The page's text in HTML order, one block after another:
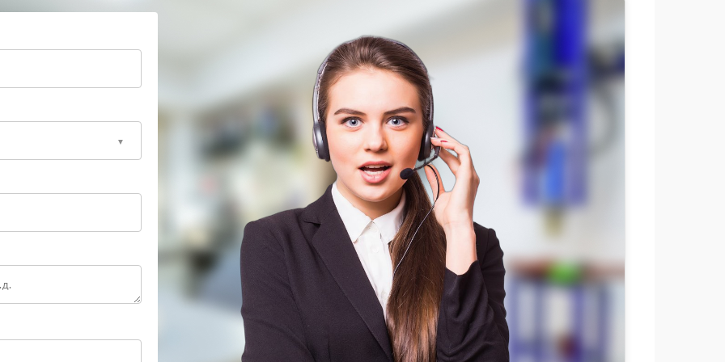
Echips.
и соблюдение всех технологических
ноутбук профессионалам! Запишитесь на
помощь в кратчайшие сроки.